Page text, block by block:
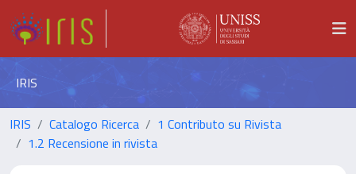
IRIS
IRIS Catalogo Ricerca
1 Contributo su Rivista
1.2 Recensione in rivista